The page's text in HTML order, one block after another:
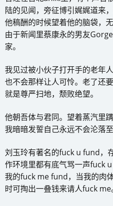
陆的见闻，旁征博引娓娓道来
他稿酬的时候望着他的脑袋，
由于新闻里蔡康永的男友
家。
我见过被小伙子打开手的老年
也不会那样让人可怜。老了还
就是尊严扫地，颓败绝望。
他朝吾体与君同。望着蒸汽里
我暗暗发誓自己永远不会沦落至
刘玉玲有著名的fuck u fund，
作环境里都有底气骂一声fuck
我的fuck me fund，当我的肉
时可掏出一叠钱来请人fuck me